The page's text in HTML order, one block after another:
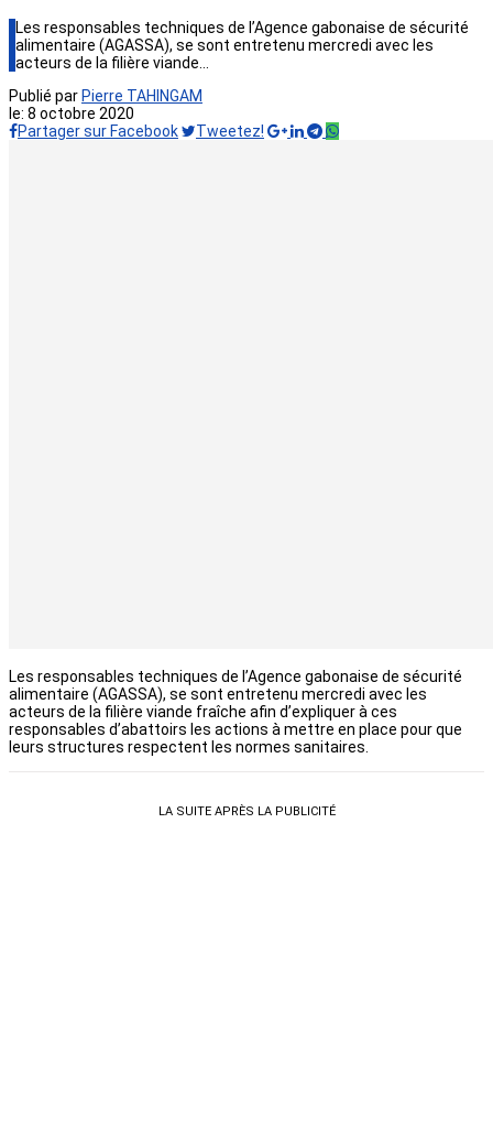
Les responsables techniques de l’Agence gabonaise de sécurité
alimentaire (AGASSA), se sont entretenu mercredi avec les
acteurs de la filière viande…
Publié par Pierre TAHINGAM
le: 8 octobre 2020
Partager sur Facebook
Tweetez!
Les responsables techniques de l’Agence gabonaise de sécurité
alimentaire (AGASSA), se sont entretenu mercredi avec les
acteurs de la filière viande fraîche afin d’expliquer à ces
responsables d’abattoirs les actions à mettre en place pour que
leurs structures respectent les normes sanitaires.
LA SUITE APRÈS LA PUBLICITÉ